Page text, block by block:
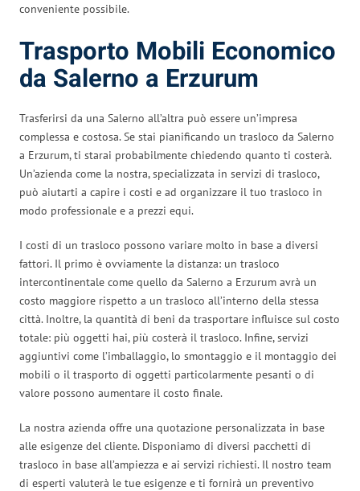
conveniente possibile.
Trasporto Mobili Economico
da Salerno a Erzurum
Trasferirsi da una Salerno all’altra può essere un’impresa
complessa e costosa. Se stai pianificando un trasloco da Salerno
a Erzurum, ti starai probabilmente chiedendo quanto ti costerà.
Un’azienda come la nostra, specializzata in servizi di trasloco,
può aiutarti a capire i costi e ad organizzare il tuo trasloco in
modo professionale e a prezzi equi.
I costi di un trasloco possono variare molto in base a diversi
fattori. Il primo è ovviamente la distanza: un trasloco
intercontinentale come quello da Salerno a Erzurum avrà un
costo maggiore rispetto a un trasloco all’interno della stessa
città. Inoltre, la quantità di beni da trasportare influisce sul costo
totale: più oggetti hai, più costerà il trasloco. Infine, servizi
aggiuntivi come l’imballaggio, lo smontaggio e il montaggio dei
mobili o il trasporto di oggetti particolarmente pesanti o di
valore possono aumentare il costo finale.
La nostra azienda offre una quotazione personalizzata in base
alle esigenze del cliente. Disponiamo di diversi pacchetti di
trasloco in base all’ampiezza e ai servizi richiesti. Il nostro team
di esperti valuterà le tue esigenze e ti fornirà un preventivo